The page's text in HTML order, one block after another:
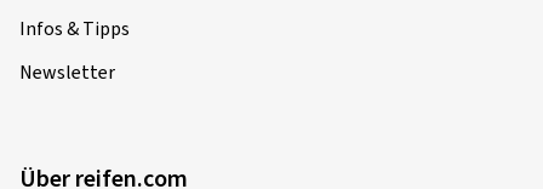
Infos & Tipps
Newsletter
Über reifen.com